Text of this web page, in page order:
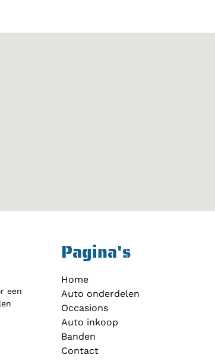
een
Pagina's
Home
Auto onderdelen
Occasions
Auto inkoop
Banden
Contact